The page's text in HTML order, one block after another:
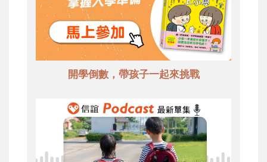
開學倒數，帶孩子一起來挑戰